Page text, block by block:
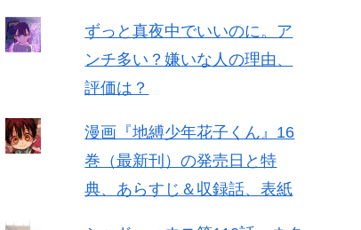
ずっと真夜中でいいのに。ア
ンチ多い？嫌いな人の理由、
評価は？
漫画『地縛少年花子くん』16
巻（最新刊）の発売日と特
典、あらすじ＆収録話、表紙